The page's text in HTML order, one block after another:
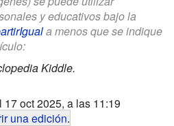
y educativos bajo la
a menos que se indique
Kiddle.
oct 2025, a las 11:19
una edición.